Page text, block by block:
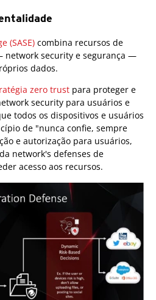
(SASE) combina recursos de
network security e segurança —
dados.
zero trust para proteger e
security para usuários e
todos os dispositivos e usuários
de "nunca confie, sempre
e autorização para usuários,
network's defenses de
acesso aos recursos.